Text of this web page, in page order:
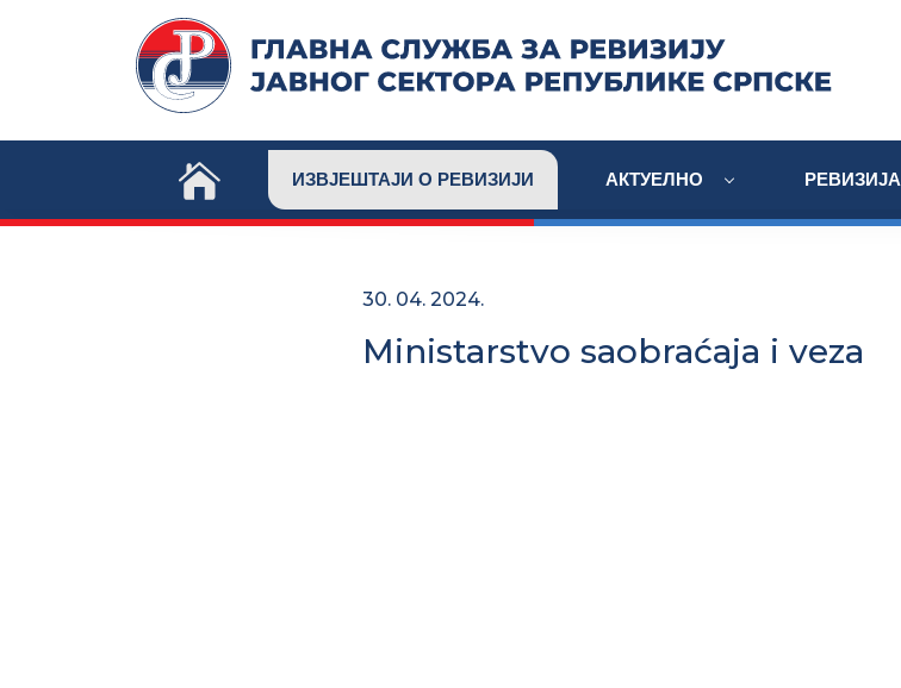
ИЗВЈЕШТАЈИ О РЕВИЗИЈИ АКТУЕЛНО РЕВИЗИЈА
30. 04. 2024.
Ministarstvo saobraćaja i veza